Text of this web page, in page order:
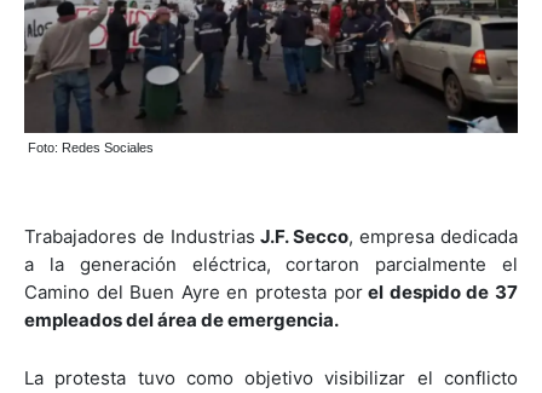
Foto: Redes Sociales
Trabajadores de Industrias J.F. Secco, empresa dedicada
a la generación eléctrica, cortaron parcialmente el
Camino del Buen Ayre en protesta porel despido de 37
empleados del área de emergencia.
La protesta tuvo como objetivo visibilizar el conflicto